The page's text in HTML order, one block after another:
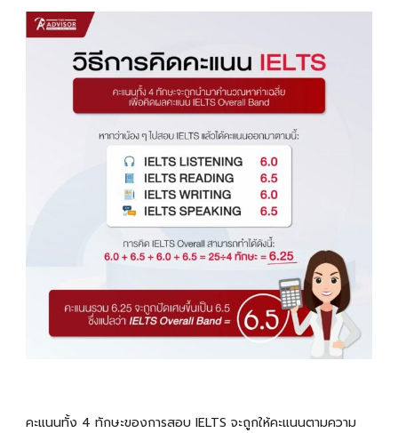
คะแนนทั้ง 4 ทักษะของการสอบ IELTS จะถูกให้คะแนนตามความ